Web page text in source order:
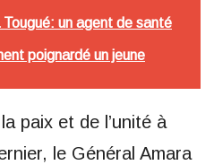
un agent de santé
poignardé un jeune
paix et de l’unité à
le Général Amara